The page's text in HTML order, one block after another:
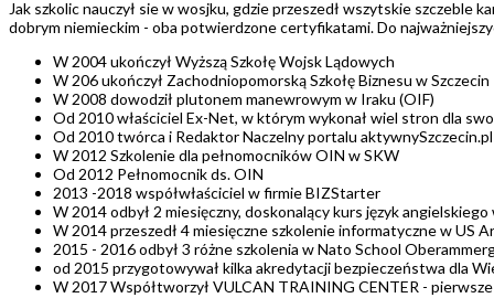
Jak szkolic nauczył sie w wosjku, gdzie przeszedł wszytskie
dobrym niemieckim - oba potwierdzone certyfikatami. Do
W 2004 ukończył Wyższą Szkołę Wojsk Lądowych
W 206 ukończył Zachodniopomorską Szkołę Biznesu w Szczecin
W 2008 dowodził plutonem manewrowym w Iraku (OIF)
Od 2010 właściciel Ex-Net, w którym wykonał wiel stron dla
Od 2010 twórca i Redaktor Naczelny portalu aktywnySzczecin.pl
W 2012 Szkolenie dla pełnomocników OIN w SKW
Od 2012 Pełnomocnik ds. OIN
2013 -2018 współwłaściciel w firmie BIZStarter
W 2014 odbył 2 miesięczny, doskonalący kurs język
W 2014 przeszedł 4 miesięczne szkolenie informatyczne w US
2015 - 2016 odbył 3 różne szkolenia w Nato School
od 2015 przygotowywał kilka akredytacji bezpieczeństwa dla
W 2017 Współtworzył VULCAN TRAINING CENTER -